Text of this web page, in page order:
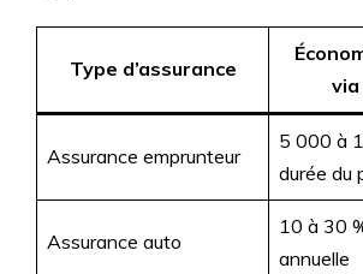
Type d’assurance
Assurance emprunteur
5 000 à
durée du
Assurance auto
10 à 30
annuelle